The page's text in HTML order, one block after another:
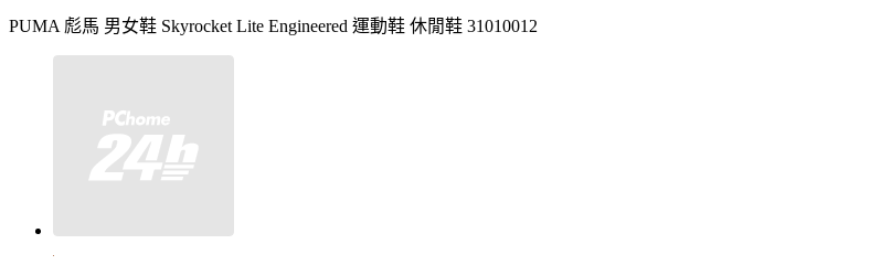
PUMA 彪馬 男女鞋 Skyrocket Lite Engineered 運動鞋 休閒鞋 31010012